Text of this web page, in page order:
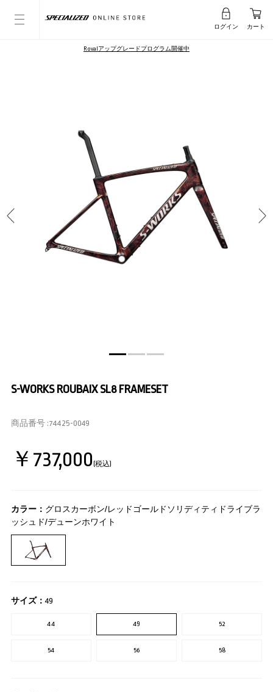
ログイン カート
Rovalアップグレードプログラム開催中
S-WORKS ROUBAIX SL8 FRAMESET
商品番号 :74425-0049
￥737,000(税込)
カラー： グロスカーボン/レッドゴールドソリディティドライブラ
ッシュド/デューンホワイト
サイズ：49
44 49 52
54 56 58